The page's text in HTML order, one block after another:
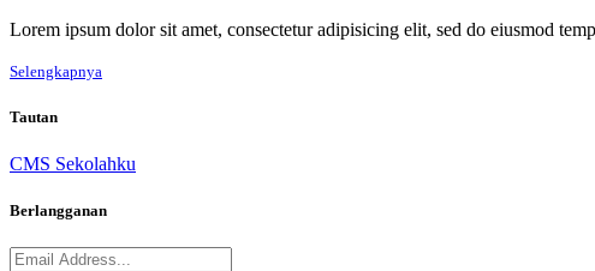
Lorem ipsum dolor sit amet, consectetur adipisicing elit, sed do eiusmod
Selengkapnya
Tautan
CMS Sekolahku
Berlangganan